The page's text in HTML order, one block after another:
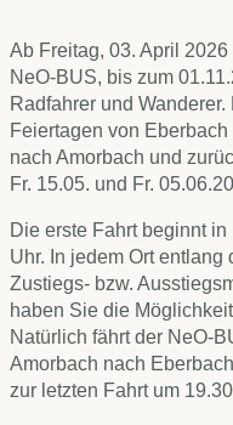
Ab Freitag, 03. April
NeO-BUS, bis zum
Radfahrer und
Feiertagen von
nach Amorbach und
Fr. 15.05. und Fr.
Die erste Fahrt beginnt
Uhr. In jedem Ort entlang
Zustiegs- bzw.
haben Sie die
Natürlich fährt der NeO-
Amorbach nach
zur letzten Fahrt um